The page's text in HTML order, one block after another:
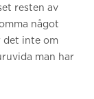
resten av
något
det inte om
man har